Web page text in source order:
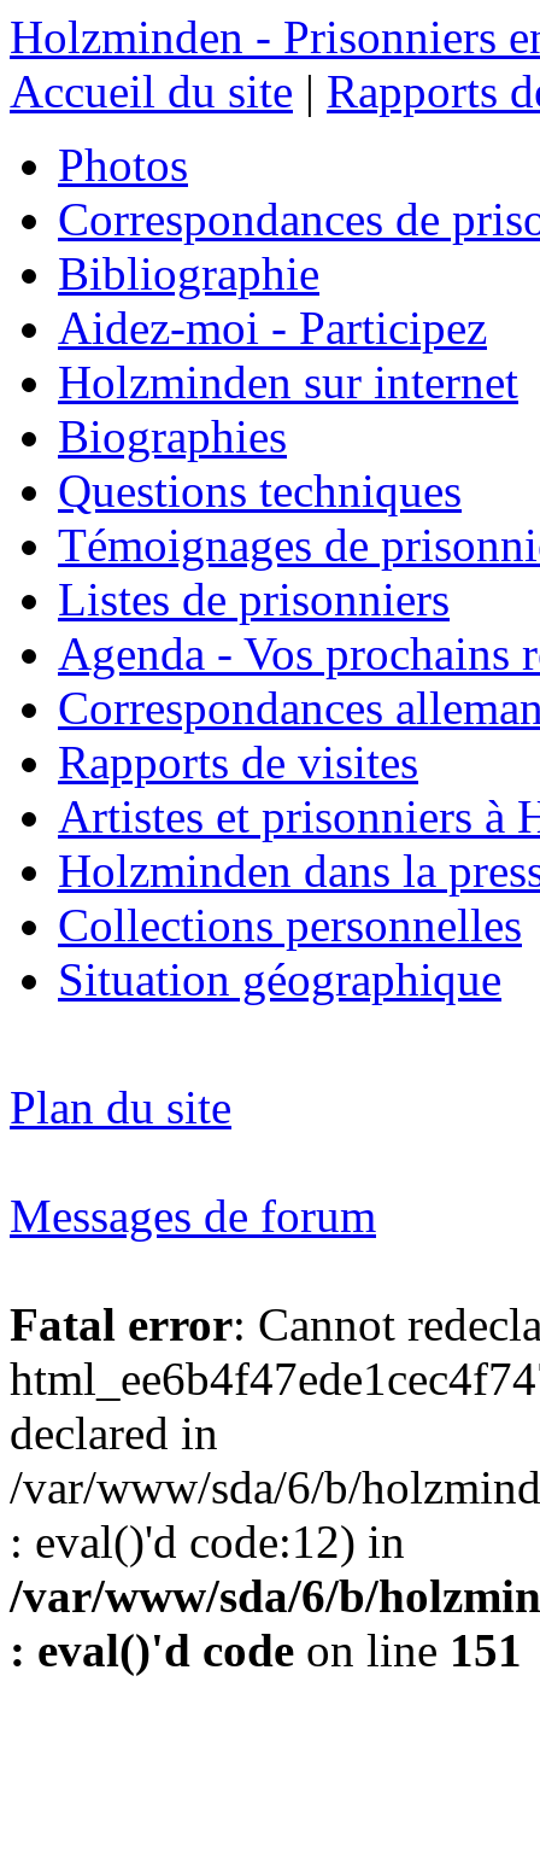
Holzminden - Prisonniers
Accueil du site | Rapports
Photos
Correspondances de
Bibliographie
Aidez-moi - Participez
Holzminden sur internet
Biographies
Questions techniques
Témoignages de
Listes de prisonniers
Agenda - Vos prochains
Correspondances
Rapports de visites
Artistes et prisonniers à
Holzminden dans la
Collections personnelles
Situation géographique
Plan du site
Messages de forum
Fatal error: Cannot
declared in
/var/www/sda/6/b/
: eval()'d code:12) in
/var/www/sda/6/b/
: eval()'d code on line 151